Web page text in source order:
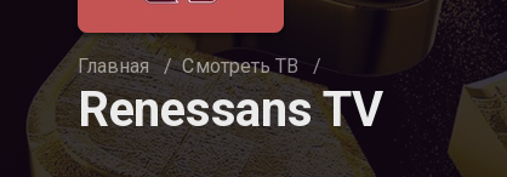
Главная / Смотреть ТВ /
Renessans TV